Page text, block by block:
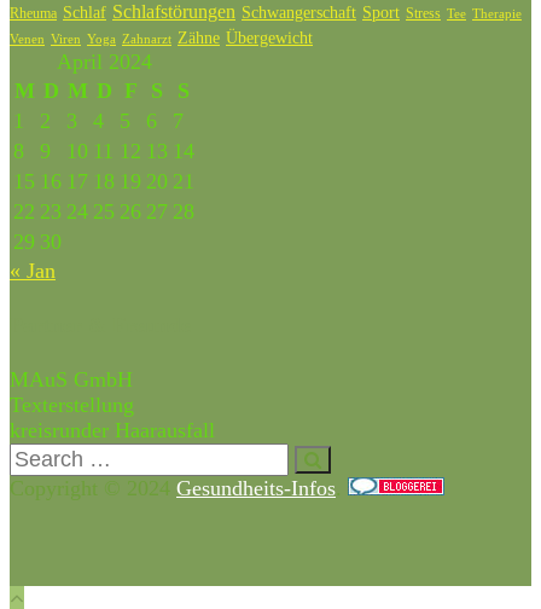
Rheuma Schlaf Schlafstörungen Schwangerschaft Sport Stress Tee Therapie
Venen
Viren Yoga Zahnarzt Zähne Übergewicht
April 2024
M D M D F S
S
1
2 3 4 5 6
7
8
9 10 11 12 13 14
15 16 17 18 19 20 21
22 23 24 25 26 27 28
29 30
« Jan
MAuS GmbH
Texterstellung
kreisrunder Haarausfall
Copyright © 2024 Gesundheits-Infos.